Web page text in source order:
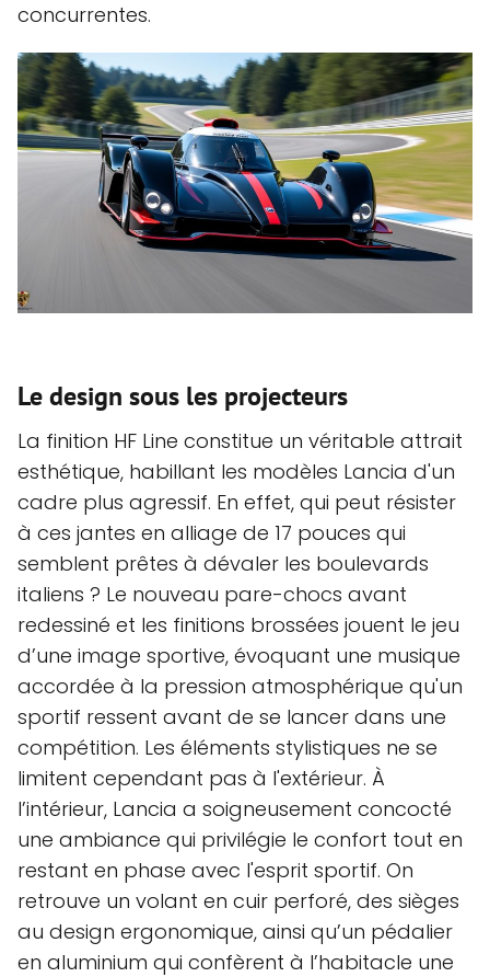
concurrentes.
Le design sous les projecteurs
La finition HF Line constitue un véritable attrait
esthétique, habillant les modèles Lancia d'un
cadre plus agressif. En effet, qui peut résister
à ces jantes en alliage de 17 pouces qui
semblent prêtes à dévaler les boulevards
italiens ? Le nouveau pare-chocs avant
redessiné et les finitions brossées jouent le jeu
d’une image sportive, évoquant une musique
accordée à la pression atmosphérique qu'un
sportif ressent avant de se lancer dans une
compétition. Les éléments stylistiques ne se
limitent cependant pas à l'extérieur. À
l’intérieur, Lancia a soigneusement concocté
une ambiance qui privilégie le confort tout en
restant en phase avec l'esprit sportif. On
retrouve un volant en cuir perforé, des sièges
au design ergonomique, ainsi qu’un pédalier
en aluminium qui confèrent à l’habitacle une